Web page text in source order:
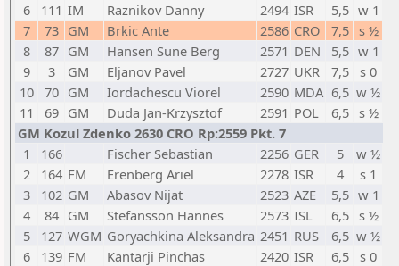
6
111 IM Raznikov Danny 2494 ISR 5,5 w 1
7
73 GM Brkic Ante 2586 CRO 7,5 s ½
8
87 GM Hansen Sune Berg 2571 DEN 5,5 w 1
9
3 GM Eljanov Pavel 2727 UKR 7,5
s 0
10 70 GM Iordachescu Viorel 2590 MDA 6,5 w ½
11
69 GM Duda Jan-Krzysztof 2591 POL 6,5 s ½
GM Kozul Zdenko 2630 CRO Rp:2559 Pkt. 7
1
166 Fischer Sebastian 2256 GER 5
w ½
2
164 FM Erenberg Ariel 2278 ISR 4
s 1
3
102 GM Abasov Nijat 2523 AZE 5,5 w 1
4
84 GM Stefansson Hannes 2573 ISL 6,5 s ½
5
127 WGM Goryachkina Aleksandra 2451 RUS 6,5 w ½
6
139 FM Kantarji Pinchas 2420 ISR 6,5
s 0